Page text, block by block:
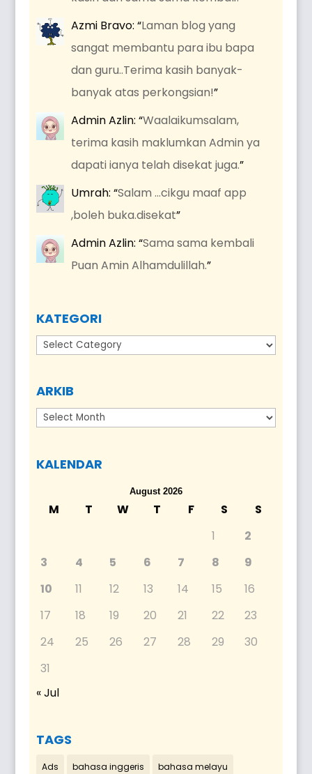
Azmi Bravo: “Laman blog yang
sangat membantu para ibu bapa
dan guru..Terima kasih banyak-
banyak atas perkongsian!”
Admin Azlin: “Waalaikumsalam,
terima kasih maklumkan Admin ya
dapati ianya telah disekat juga.”
Umrah: “Salam …cikgu maaf app
,boleh buka.disekat”
Admin Azlin: “Sama sama kembali
Puan Amin Alhamdulillah.”
KATEGORI
Kategori
ARKIB
Arkib
KALENDAR
August 2026
M T W T F S
S
1
2
3
4 5 6 7 8
9
10
11 12 13 14 15
16
17
18 19 20 21 22
23
24
25 26 27 28 29
30
31
« Jul
TAGS
Ads bahasa inggeris bahasa melayu